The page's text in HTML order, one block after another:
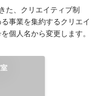
た、クリエイティブ制
事業を集約するクリエイ
個人名から変更します。